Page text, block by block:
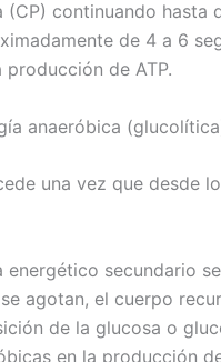
continuando hasta
de 4 a 6
de ATP.
anaeróbica
una vez que desde
energético secundario
agotan, el cuerpo
de la glucosa o
en la producción